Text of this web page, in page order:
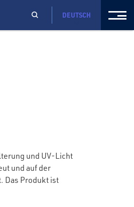
DEUTSCH
und UV-Licht
und auf der
Das Produkt ist